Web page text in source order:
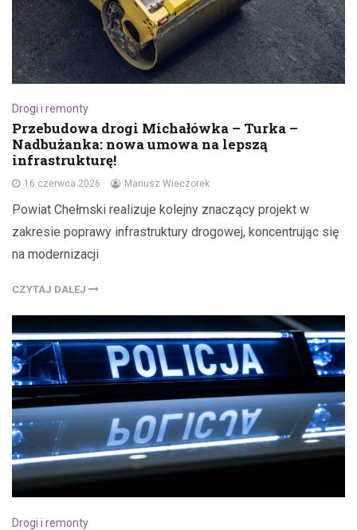
Drogi i remonty
Przebudowa drogi Michałówka – Turka –
Nadbużanka: nowa umowa na lepszą
infrastrukturę!
16 czerwca 2026 Mariusz Wieczorek
Powiat Chełmski realizuje kolejny znaczący projekt w
zakresie poprawy infrastruktury drogowej, koncentrując się
na modernizacji
CZYTAJ DALEJ
Drogi i remonty